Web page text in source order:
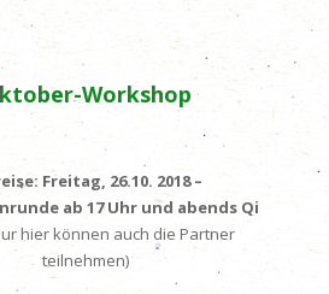
Workshop
Freitag, 26.10. 2018 –
ab 17 Uhr und abendsQi
hier können auch die Partner
teilnehmen)